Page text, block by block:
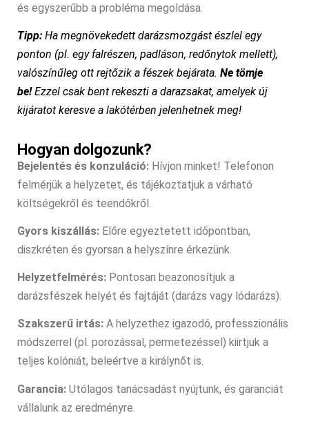
és egyszerűbb a probléma megoldása.
Tipp: Ha megnövekedett darázsmozgást észlel egy
ponton (pl. egy falrészen, padláson, redőnytok mellett),
valószínűleg ott rejtőzik a fészek bejárata. Ne tömje
be!Ezzel csak bent rekeszti a darazsakat, amelyek új
kijáratot keresve a lakótérben jelenhetnek meg!
Hogyan dolgozunk?
Bejelentés és konzuláció: Hívjon minket! Telefonon
felmérjük a helyzetet, és tájékoztatjuk a várható
költségekről és teendőkről.
Gyors kiszállás: Előre egyeztetett időpontban,
diszkréten és gyorsan a helyszínre érkezünk.
Helyzetfelmérés: Pontosan beazonosítjuk a
darázsfészek helyét és fajtáját (darázs vagy lódarázs).
Szakszerű irtás: A helyzethez igazodó, professzionális
módszerrel (pl. porozással, permetezéssel) kiirtjuk a
teljes kolóniát, beleértve a királynőt is.
Garancia: Utólagos tanácsadást nyújtunk, és garanciát
vállalunk az eredményre.